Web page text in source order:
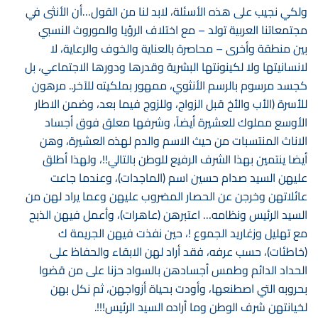
ولكي نجيب على هذه الأسئلة، لابد لنا من القول…أن الأنثى في
مجتمعاتنا العربية تولد – مع اختلاف الرؤيا والموروث النسبي
بين منطقة وأخرى – محاصرة بالعناية والخوف والرعاية، لا
لانسانيتها ولا لكينونتها البشرية وقدرها ودورها الاجتماعي، بل
كجسد مرسوم بالرسم الأنثوي، ممهور بملكيته للآخر.. مرهون
للأسرة (الأب والأخ قبل الزواج، وللزوج فيما بعد، وضمن الاطار
الأوسع مملوك للعشيرة أيضاً، وشرفها معلق فوق أجساد
الاناث المنتسبات من حيث الاسم والدم لهذه العشيرة، وهن
أيضا ينتمين بهذا الشرف الرفيع للوطن بالتالي!!، ولهذا أطلق
عليهن السيد صدام حسين اسم (الماجدات)، وعندما جاعت
عائلاتهن وخرجن عن الحصار المضروب عليهن وعما يراد لهن من
السيد الرئيس ونظامه… اعتبرهن (عاهرات)، وأعمل فيهن الذبح
مع تهليل وزغاريد الجموع !، حين نفذت فيهن الجريمة ك
(خاطئات)، حسب عرفه، فقد أراد لهن الابقاء والحفاظ على
الحداد الدائم وطمس أجسادهن بالسواد حزنا على من قضوا
بحروبه التي اصطنعها، وأودت بحياة أزواجهن، ثم نكل بهن
لخيانتهن شرف الوطن وما أراده السيد الرئيس!!!.